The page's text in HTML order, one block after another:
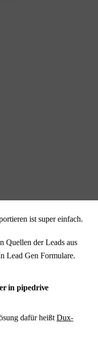
ist super einfach.
Quellen der Leads aus
Lead Gen Formulare.
in pipedrive
dafür heißt Dux-